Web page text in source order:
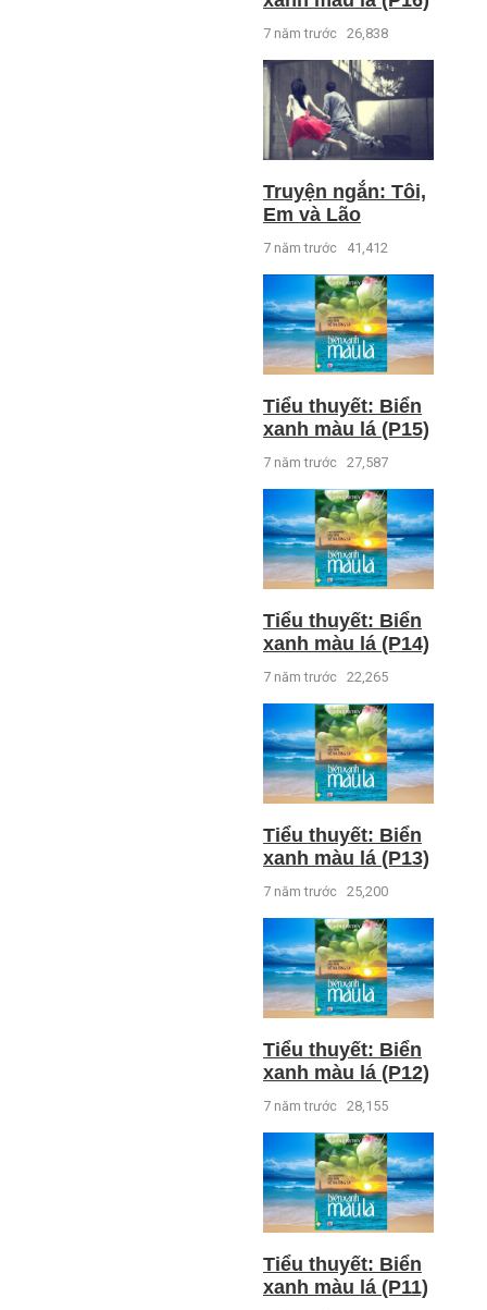
7 năm trước 26,838
Truyện ngắn: Tôi,
Em và Lão
7 năm trước 41,412
Tiểu thuyết: Biển
xanh màu lá (P15)
7 năm trước 27,587
Tiểu thuyết: Biển
xanh màu lá (P14)
7 năm trước 22,265
Tiểu thuyết: Biển
xanh màu lá (P13)
7 năm trước 25,200
Tiểu thuyết: Biển
xanh màu lá (P12)
7 năm trước 28,155
Tiểu thuyết: Biển
xanh màu lá (P11)